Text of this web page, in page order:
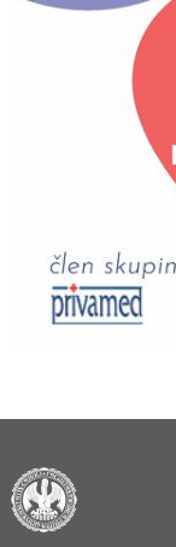
ALUMNI 1.